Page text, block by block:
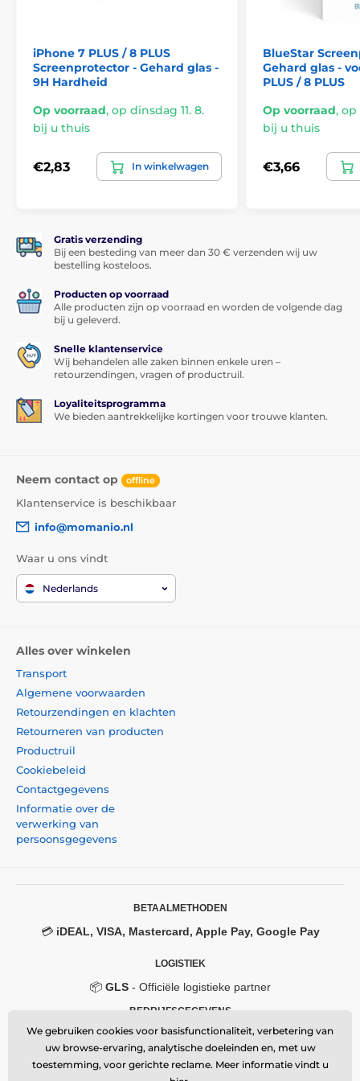
iPhone 7 PLUS, 8 PLUSzeer dun
- slechts 0,33 mm. Dit
betekent dat u het op het scherm van uw smartphone
met het logo van de gebeten appel nauwelijks zult
*Afbeeldingen hebben alleen een informatief karakter.
Applicatie lukt iedereen
applicatie. Dankzij de
bevestigen van het gehard glas op het scherm van uw
smartphone echt kinderspel.
Perfecte hechting
screenprotectors is het gehele oppervlak van het
gehard glas voor iPhone 7 PLUS, 8 PLUS bedekt met
adhesieve lijm, watabsoluut perfecte hechting over
Er is dus geen risico dat de randen van het
beschermglas loslaten of omhoog komen.
1x beschermend gehard glas
1x droge doek
1x natte doek
iPhone 7 PLUS / 8 PLUS
Screenprotector - Gehard glas -
9H Hardheid
Op voorraad, op dinsdag 11. 8.
bij u thuis
€2,83 In winkelwagen
BlueStar
Gehard glas -
PLUS / 8 PLUS
Op voorraad, op
bij u thuis
€3,66
Gratis verzending
Bij een besteding van meer dan 30 € verzenden wij uw
bestelling kosteloos.
Producten op voorraad
Alle producten zijn op voorraad en worden de volgende dag
bij u geleverd.
Snelle klantenservice
Wij behandelen alle zaken binnen enkele uren –
retourzendingen, vragen of productruil.
Loyaliteitsprogramma
We bieden aantrekkelijke kortingen voor trouwe klanten.
Neem contact op offline
Klantenservice is beschikbaar
info@momanio.nl
Waar u ons vindt
Nederlands
Alles over winkelen
Transport
Algemene voorwaarden
Retourzendingen en klachten
Retourneren van producten
Productruil
Cookiebeleid
Contactgegevens
Informatie over de
verwerking van
persoonsgegevens
BETAALMETHODEN
💳 iDEAL, VISA, Mastercard, Apple Pay, Google Pay
LOGISTIEK
📦 GLS- Officiële logistieke partner
BEDRIJFSGEGEVENS
Momanio s.r.o.
Okružní 361/14, 747 18, Píšť, Czech Republic
VAT: CZ09604707
We gebruiken cookies voor basisfunctionaliteit, verbetering van
uw browse-ervaring, analytische doeleinden en, met uw
toestemming, voor gerichte reclame. Meer informatie vindt u